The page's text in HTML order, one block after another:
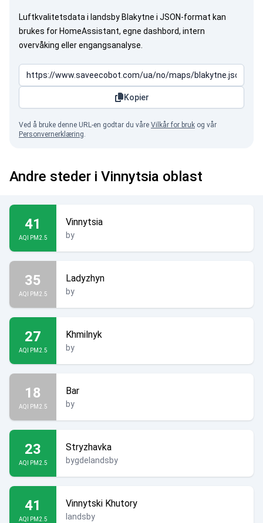
Luftkvalitetsdata i landsby Blakytne i JSON-format kan
brukes for HomeAssistant, egne dashbord, intern
overvåking eller engangsanalyse.
Kopier
Ved å bruke denne URL-en godtar du våre Vilkår for bruk og vår
Personvernerklæring.
Andre steder i Vinnytsia oblast
41
AQI PM2.5
Vinnytsia
by
35
AQI PM2.5
Ladyzhyn
by
27
AQI PM2.5
Khmilnyk
by
18
AQI PM2.5
Bar
by
23
AQI PM2.5
Stryzhavka
bygdelandsby
41
AQI PM2.5
Vinnytski Khutory
landsby